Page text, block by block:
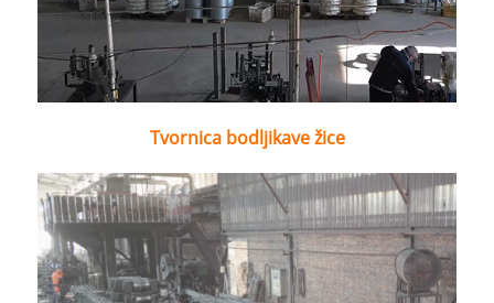
Tvornica bodljikave žice